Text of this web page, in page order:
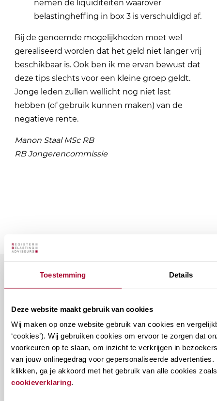
Toestemming Details
Deze website maakt gebruik van cookies
Wij maken op onze website gebruik van cookies en
‘cookies’). Wij gebruiken cookies om ervoor te zorgen dat
voorkeuren op te slaan, om inzicht te verkrijgen in
van jouw onlinegedrag voor gepersonaliseerde advertenties.
klikken, ga je akkoord met het gebruik van alle cookies
cookieverklaring.
nemen de liquiditeiten waarover
belastingheffing in box 3 is verschuldigd af.
Bij de genoemde mogelijkheden moet wel
gerealiseerd worden dat het geld niet langer vrij
beschikbaar is. Ook ben ik me ervan bewust dat
deze tips slechts voor een kleine groep geldt.
Jonge leden zullen wellicht nog niet last
hebben (of gebruik kunnen maken) van de
negatieve rente.
Manon Staal MSc RB
RB Jongerencommissie
Ontvang informatie over de
onderwijsaanbod?
Ontvang informatie m.b.t. de vereniging en/of
ons onderwijsaanbod? Schrijf je in! Ben je al lid
van het RB? Geef dan in je profiel op Mijn RB
aan welke nieuwsbrieven je wil ontvangen.